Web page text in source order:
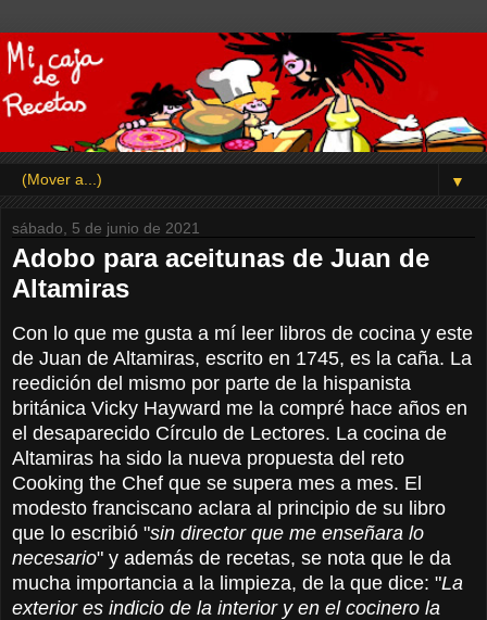
▼
sábado, 5 de junio de 2021
Adobo para aceitunas de Juan de
Altamiras
Con lo que me gusta a mí leer libros de cocina y este
de Juan de Altamiras, escrito en 1745, es la caña. La
reedición del mismo por parte de la hispanista
británica Vicky Hayward me la compré hace años en
el desaparecido Círculo de Lectores. La cocina de
Altamiras ha sido la nueva propuesta del reto
Cooking the Chef que se supera mes a mes. El
modesto franciscano aclara al principio de su libro
que lo escribió "sin director que me enseñara lo
necesario" y además de recetas, se nota que le da
mucha importancia a la limpieza, de la que dice: "La
exterior es indicio de la interior y en el cocinero la